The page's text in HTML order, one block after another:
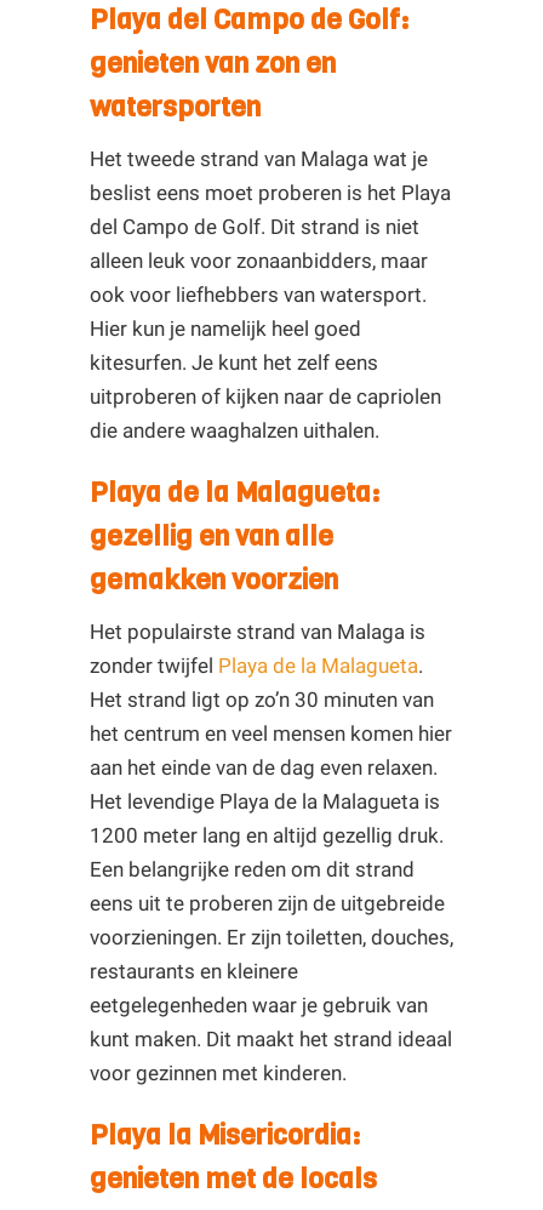
Playa del Campo de Golf:
genieten van zon en
watersporten
Het tweede strand van Malaga wat je
beslist eens moet proberen is het Playa
del Campo de Golf. Dit strand is niet
alleen leuk voor zonaanbidders, maar
ook voor liefhebbers van watersport.
Hier kun je namelijk heel goed
kitesurfen. Je kunt het zelf eens
uitproberen of kijken naar de capriolen
die andere waaghalzen uithalen.
Playa de la Malagueta:
gezellig en van alle
gemakken voorzien
Het populairste strand van Malaga is
zonder twijfel Playa de la Malagueta.
Het strand ligt op zo’n 30 minuten van
het centrum en veel mensen komen hier
aan het einde van de dag even relaxen.
Het levendige Playa de la Malagueta is
1200 meter lang en altijd gezellig druk.
Een belangrijke reden om dit strand
eens uit te proberen zijn de uitgebreide
voorzieningen. Er zijn toiletten, douches,
restaurants en kleinere
eetgelegenheden waar je gebruik van
kunt maken. Dit maakt het strand ideaal
voor gezinnen met kinderen.
Playa la Misericordia:
genieten met de locals